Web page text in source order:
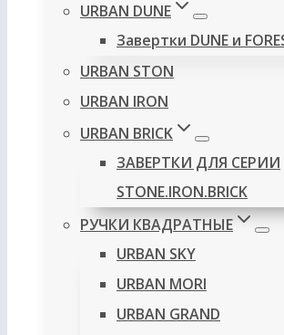
URBAN DUNE
Завертки DUNE и
URBAN STON
URBAN IRON
URBAN BRICK
ЗАВЕРТКИ ДЛЯ СЕРИИ
STONE.IRON.BRICK
РУЧКИ КВАДРАТНЫЕ
URBAN SKY
URBAN MORI
URBAN GRAND